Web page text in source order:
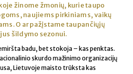
žinome žmonių, kurie taupo
naujiems pirkiniams, vaikų
O ar pažįstame taupančiųjų
šildymo sezonui.
badu, bet stokoja – kas penktas.
skurdo mažinimo organizacijų
Lietuvoje maisto trūksta kas